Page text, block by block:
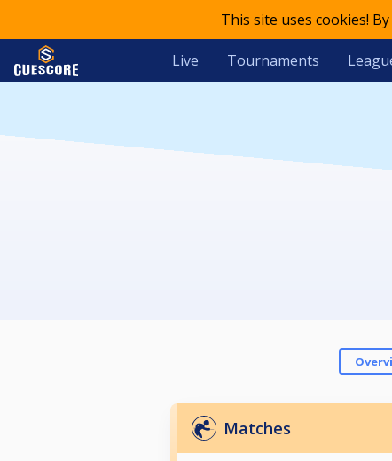
This site uses cookies!
Live Tournaments
Matches